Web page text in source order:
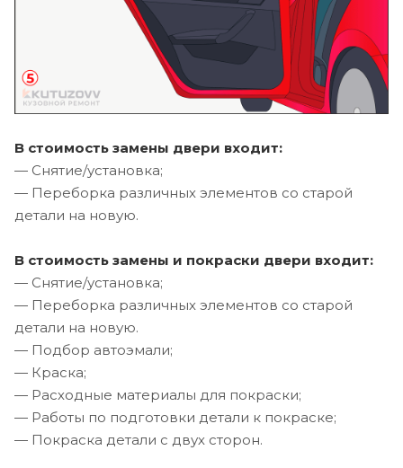
В стоимость замены двери входит:
— Снятие/установка;
— Переборка различных элементов со старой
детали на новую.
В стоимость замены и покраски двери входит:
— Снятие/установка;
— Переборка различных элементов со старой
детали на новую.
— Подбор автоэмали;
— Краска;
— Расходные материалы для покраски;
— Работы по подготовки детали к покраске;
— Покраска детали с двух сторон.